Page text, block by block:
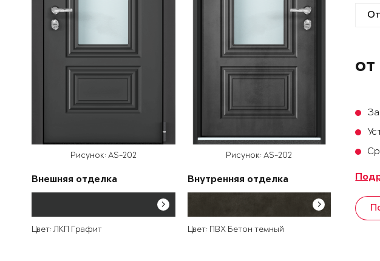
Рисунок: AS-202
Внешняя отделка
Цвет: ЛКП Графит
Рисунок: AS-202
Внутренняя отделка
Цвет: ПВХ Бетон темный
от